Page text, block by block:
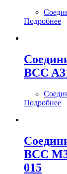
Подробнее
BCC
Подробнее
BCC
015